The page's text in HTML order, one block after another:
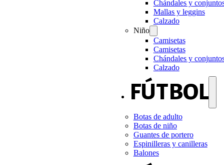
Chándales y
Mallas y leggins
Calzado
Niño
Camisetas
Camisetas
Chándales y
Calzado
FÚTBOL
Botas de adulto
Botas de niño
Guantes de portero
Espinilleras y canilleras
Balones